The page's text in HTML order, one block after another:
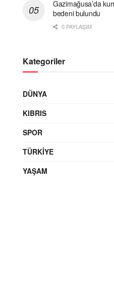
Gazimağusa’da
bedeni bulundu
0 PAYLAŞIM
Kategoriler
DÜNYA
KIBRIS
SPOR
TÜRKIYE
YAŞAM